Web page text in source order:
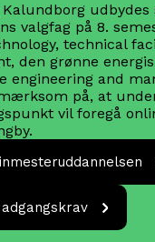
Kalundborg udbydes
valgfag på 8.
technical
den grønne
engineering and
på, at
vil foregå